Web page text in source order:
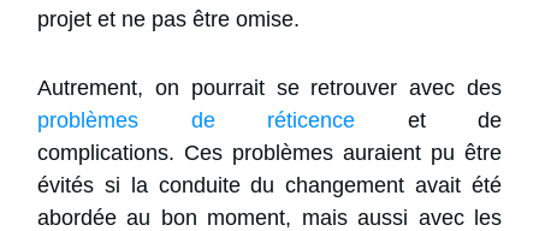
projet et ne pas être omise.
Autrement, on pourrait se retrouver avec des
problèmes de réticence et de
complications. Ces problèmes auraient pu être
évités si la conduite du changement avait été
abordée au bon moment, mais aussi avec les